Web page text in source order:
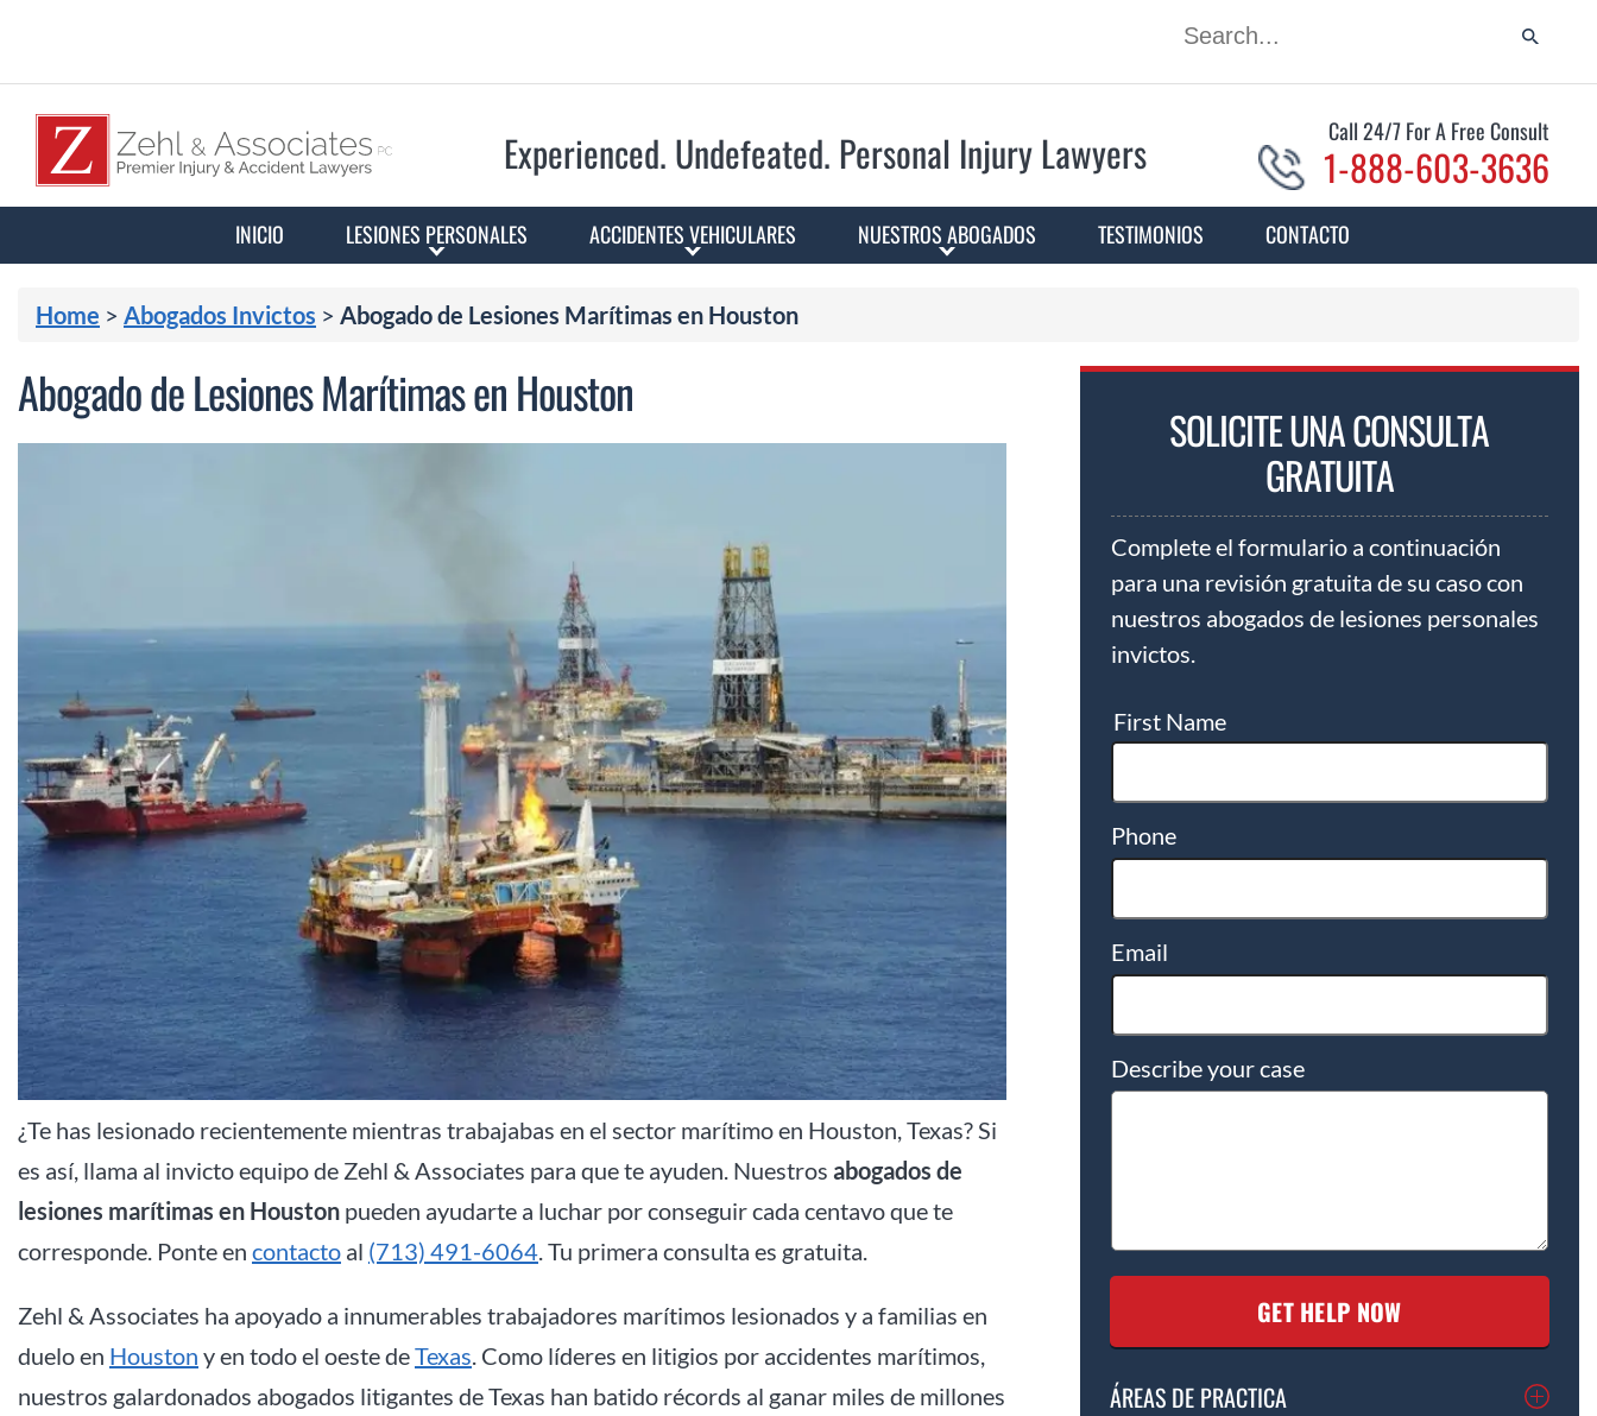
Experienced. Undefeated. Personal Injury Lawyers Call 24/7 For A Free Consult
1-888-603-3636
INICIO LESIONES PERSONALES ACCIDENTES VEHICULARES NUESTROS ABOGADOS TESTIMONIOS CONTACTO
Home > Abogados Invictos > Abogado de Lesiones Marítimas en Houston
Abogado de Lesiones Marítimas en Houston
¿Te has lesionado recientemente mientras trabajabas en el sector marítimo en Houston, Texas? Si
es así, llama al invicto equipo de Zehl & Associates para que te ayuden. Nuestros abogados de
lesiones marítimas en Houston pueden ayudarte a luchar por conseguir cada centavo que te
corresponde. Ponte en contacto al (713) 491-6064. Tu primera consulta es gratuita.
Zehl & Associates ha apoyado a innumerables trabajadores marítimos lesionados y a familias en
duelo en Houston y en todo el oeste deTexas. Como líderes en litigios por accidentes marítimos,
nuestros galardonados abogados litigantes de Texas han batido récords al ganar miles de millones
SOLICITE UNA CONSULTA
GRATUITA
Complete el formulario a continuación
para una revisión gratuita de su caso con
nuestros abogados de lesiones personales
invictos.
First Name
Phone
Email
Describe your case
ÁREAS DE PRACTICA